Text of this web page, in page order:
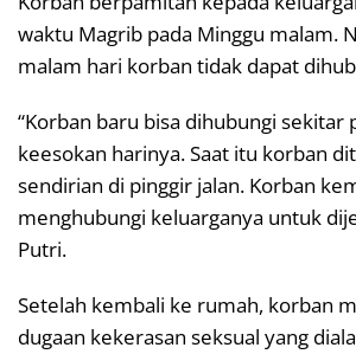
waktu Magrib pada Minggu malam.
malam hari korban tidak dapat
“Korban baru bisa dihubungi sekitar
keesokan harinya. Saat itu korban
sendirian di pinggir jalan. Korban
menghubungi keluarganya untuk
Putri.
Setelah kembali ke rumah, korban
dugaan kekerasan seksual yang